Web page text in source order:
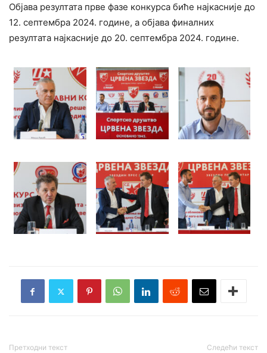
Објава резултата прве фазе конкурса биће најкасније до
12. септембра 2024. године, а објава финалних
резултата најкасније до 20. септембра 2024. године.
Претходни текст Следећи текст